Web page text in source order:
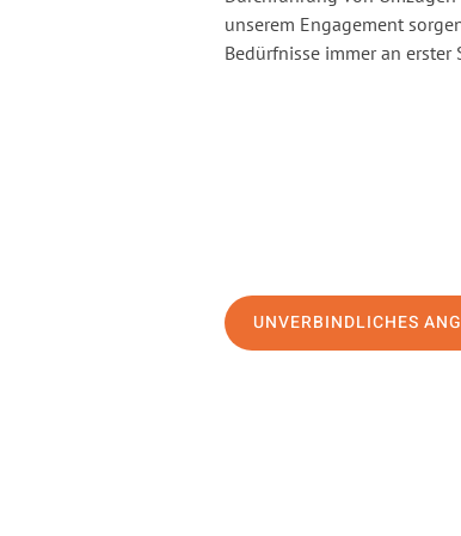
unserem Engagement
Bedürfnisse immer an erster
UNVERBINDLICHES